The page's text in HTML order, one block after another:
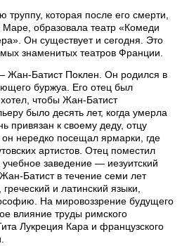
труппу, которая после его смерти,
Маре, образовала театр «Комеди
Он существует и сегодня. Это
знаменитых театров Франции.
Батист Поклен. Он родился в
буржуа. Его отец был
чтобы Жан-Батист
было десять лет, когда умерла
привязан к своему деду, отцу
нередко посещал ярмарки, где
артистов. Отец поместил
заведение — иезуитский
Батист в течение семи лет
и латинский языки,
На мировоззрение будущего
влияние труды римского
Лукреция Кара и французского